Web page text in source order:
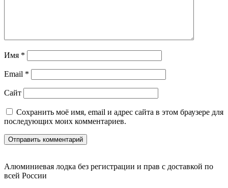
Имя *
Email *
Сайт
Сохранить моё имя, email и адрес сайта в этом браузере для
последующих моих комментариев.
Алюминиевая лодка без регистрации и прав с доставкой по
всей России